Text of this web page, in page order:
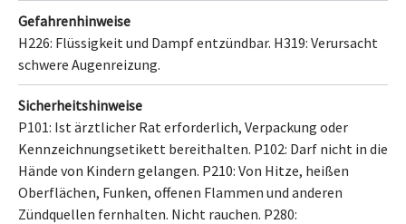
Gefahrenhinweise
H226: Flüssigkeit und Dampf entzündbar. H319: Verursacht
schwere Augenreizung.
Sicherheitshinweise
P101: Ist ärztlicher Rat erforderlich, Verpackung oder
Kennzeichnungsetikett bereithalten. P102: Darf nicht in die
Hände von Kindern gelangen. P210: Von Hitze, heißen
Oberflächen, Funken, offenen Flammen und anderen
Zündquellen fernhalten. Nicht rauchen. P280: